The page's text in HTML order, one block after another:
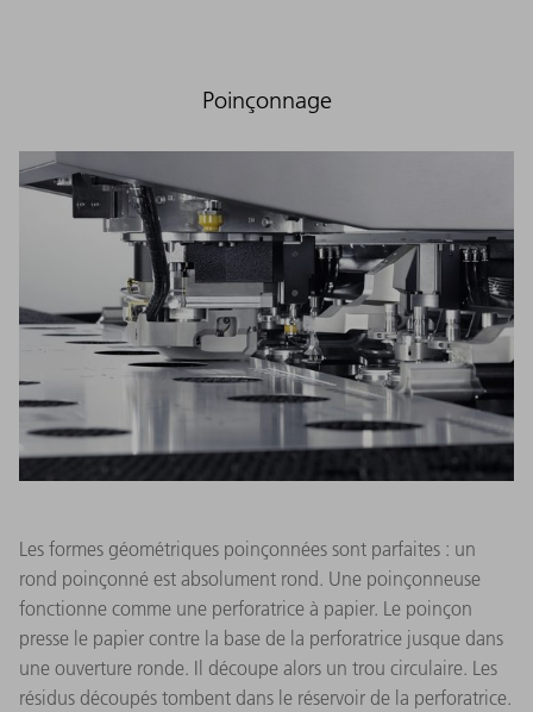
Poinçonnage
Les formes géométriques poinçonnées sont parfaites : un
rond poinçonné est absolument rond. Une poinçonneuse
fonctionne comme une perforatrice à papier. Le poinçon
presse le papier contre la base de la perforatrice jusque dans
une ouverture ronde. Il découpe alors un trou circulaire. Les
résidus découpés tombent dans le réservoir de la perforatrice.